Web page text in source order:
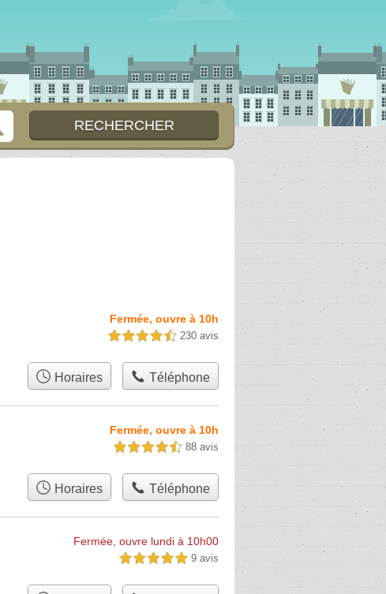
Fermée, ouvre à 10h
4,5 étoiles sur 5 230 avis
Horaires Téléphone
Fermée, ouvre à 10h
4,5 étoiles sur 5 88 avis
Horaires Téléphone
Fermée, ouvre lundi à 10h00
5,0 étoiles sur 5 9 avis